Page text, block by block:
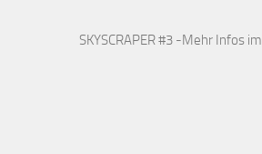
SKYSCRAPER #3 -Mehr Infos im